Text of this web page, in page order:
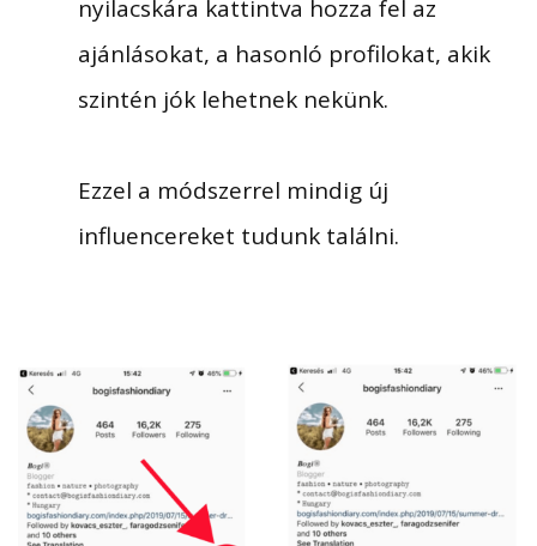
nyilacskára kattintva hozza fel az
ajánlásokat, a hasonló profilokat, akik
szintén jók lehetnek nekünk.
Ezzel a módszerrel mindig új
influencereket tudunk találni.